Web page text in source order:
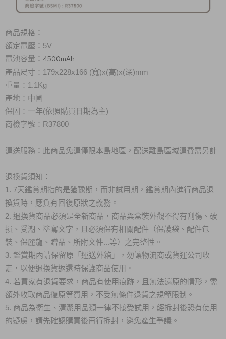
商品規格：
額定電壓：5V
電池容量： 4500mAh
產品尺寸：179x228x166 (寬)x(高)x(深)mm
重量：1.1Kg
產地：中國
保固：一年(依照購買日期為主)
商檢字號：R37800
運送服務：此商品免運僅限本島地區，配送離島區域運費需另計
退換貨須知：
1. 7天鑑賞期指的是猶豫期，而非試用期，鑑賞期內進行商品退
換貨時，應負有回復原狀之義務。
2. 退換貨商品必須是全新商品，商品與盒裝外觀不得有刮傷、破
損、受潮、塗寫文字，且必須保有相關配件（保護袋、配件包
裝、保麗龍、贈品、所附文件...等）之完整性。
3. 鑑賞期內請保留原「運送外箱」，勿讓物流商或貨運公司收
走，以便退換貨返還時保護商品使用。
4. 若買家有退貨要求，商品有使用痕跡，且無法還原的情形，需
額外收取商品復原等費用，不受無條件退貨之規範限制。
5. 商品為衛生、清潔用品類一律不接受試用，經拆封後恐有使用
的疑慮，請先確認購買後再行拆封，避免產生爭議。